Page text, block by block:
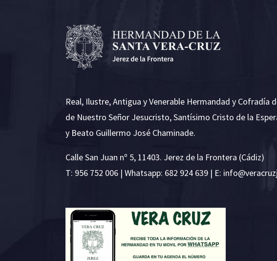
Real, Ilustre, Antigua y Venerable Hermandad y Cofradía
de Nuestro Señor Jesucristo, Santísimo Cristo de la
y Beato Guillermo José Chaminade.
Calle San Juan nº 5, 11403. Jerez de la Frontera (Cádiz)
T: 956 752 006 | Whatsapp: 682 924 639 | E: rcare
v@ofn
i